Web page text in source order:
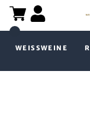
WEISSWEINE